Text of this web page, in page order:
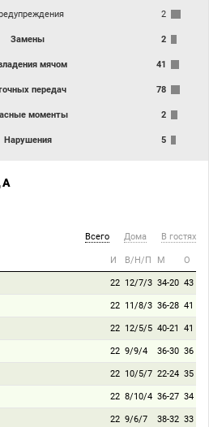
2
Замены 2
мячом 41
передач 78
моменты 2
Нарушения 5
Всего Дома В гостях
И В/Н/П М О
22 12/7/3 34-20 43
22 11/8/3 36-28 41
22 12/5/5 40-21 41
22 9/9/4 36-30 36
22 10/5/7 22-24 35
22 8/10/4 36-27 34
22 9/6/7 38-32 33